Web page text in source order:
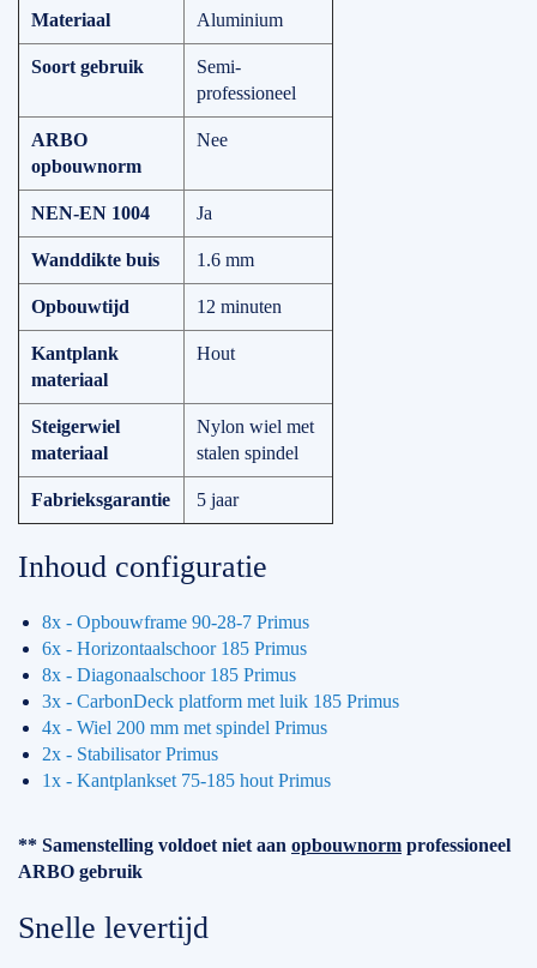
Materiaal Aluminium
Soort gebruik
Semi-
professioneel
ARBO
opbouwnorm
Nee
NEN-EN 1004 Ja
Wanddikte buis 1.6 mm
Opbouwtijd 12 minuten
Kantplank
materiaal
Hout
Steigerwiel
materiaal
Nylon wiel met
stalen spindel
Fabrieksgarantie 5 jaar
Inhoud configuratie
8x - Opbouwframe 90-28-7 Primus
6x - Horizontaalschoor 185 Primus
8x - Diagonaalschoor 185 Primus
3x - CarbonDeck platform met luik 185 Primus
4x - Wiel 200 mm met spindel Primus
2x - Stabilisator Primus
1x - Kantplankset 75-185 hout Primus
** Samenstelling voldoet niet aan opbouwnorm professioneel
ARBO gebruik
Snelle levertijd